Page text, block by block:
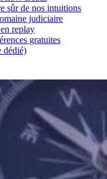
sûr de nos intuitions
judiciaire
replay
gratuites
dédié)